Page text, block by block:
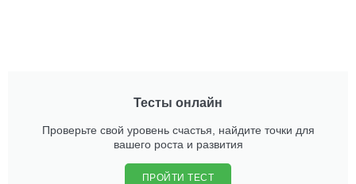
Тесты онлайн
Проверьте свой уровень счастья, найдите точки для
вашего роста и развития
ПРОЙТИ ТЕСТ